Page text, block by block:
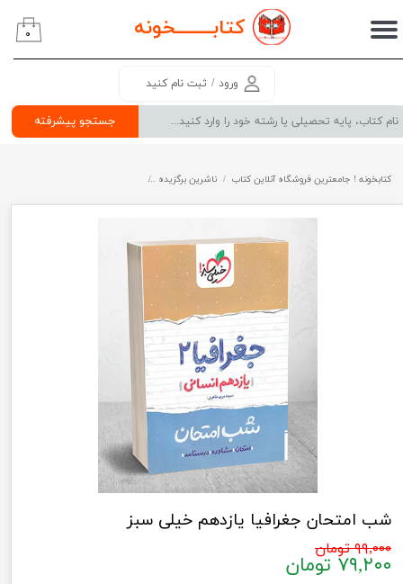
کتابــــــــخونه
جستجو پیشرفته
ورود / ثبت نام کنید
حساب کاربری من
سفارشات
۰
کتابخونه ! جامعترین فروشگاه آنلاین کتاب ناشرین برگزیده
شب امتحان جغرافیا یازدهم خیلی سبز
۹۹,۰۰۰ تومان
۷۹,۲۰۰ تومان